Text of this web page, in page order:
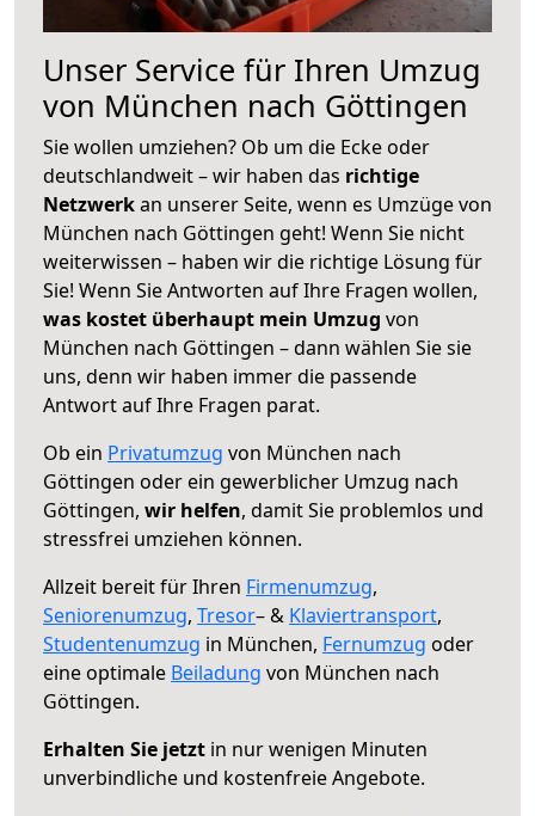
Unser Service für Ihren Umzug
von München nach Göttingen
Sie wollen umziehen? Ob um die Ecke oder
deutschlandweit – wir haben das richtige
Netzwerkan unserer Seite, wenn es Umzüge von
München nach Göttingen geht! Wenn Sie nicht
weiterwissen – haben wir die richtige Lösung für
Sie! Wenn Sie Antworten auf Ihre Fragen wollen,
was kostet überhaupt mein Umzug von
München nach Göttingen – dann wählen Sie sie
uns, denn wir haben immer die passende
Antwort auf Ihre Fragen parat.
Ob ein Privatumzug von München nach
Göttingen oder ein gewerblicher Umzug nach
Göttingen, wir helfen, damit Sie problemlos und
stressfrei umziehen können.
Allzeit bereit für Ihren Firmenumzug,
Seniorenumzug, Tresor– & Klaviertransport,
Studentenumzug in München, Fernumzug oder
eine optimale Beiladung von München nach
Göttingen.
Erhalten Sie jetzt in nur wenigen Minuten
unverbindliche und kostenfreie Angebote.